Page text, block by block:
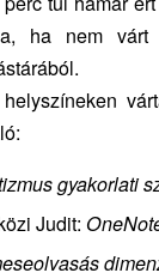
ha nem
gyakorlati
Judit: